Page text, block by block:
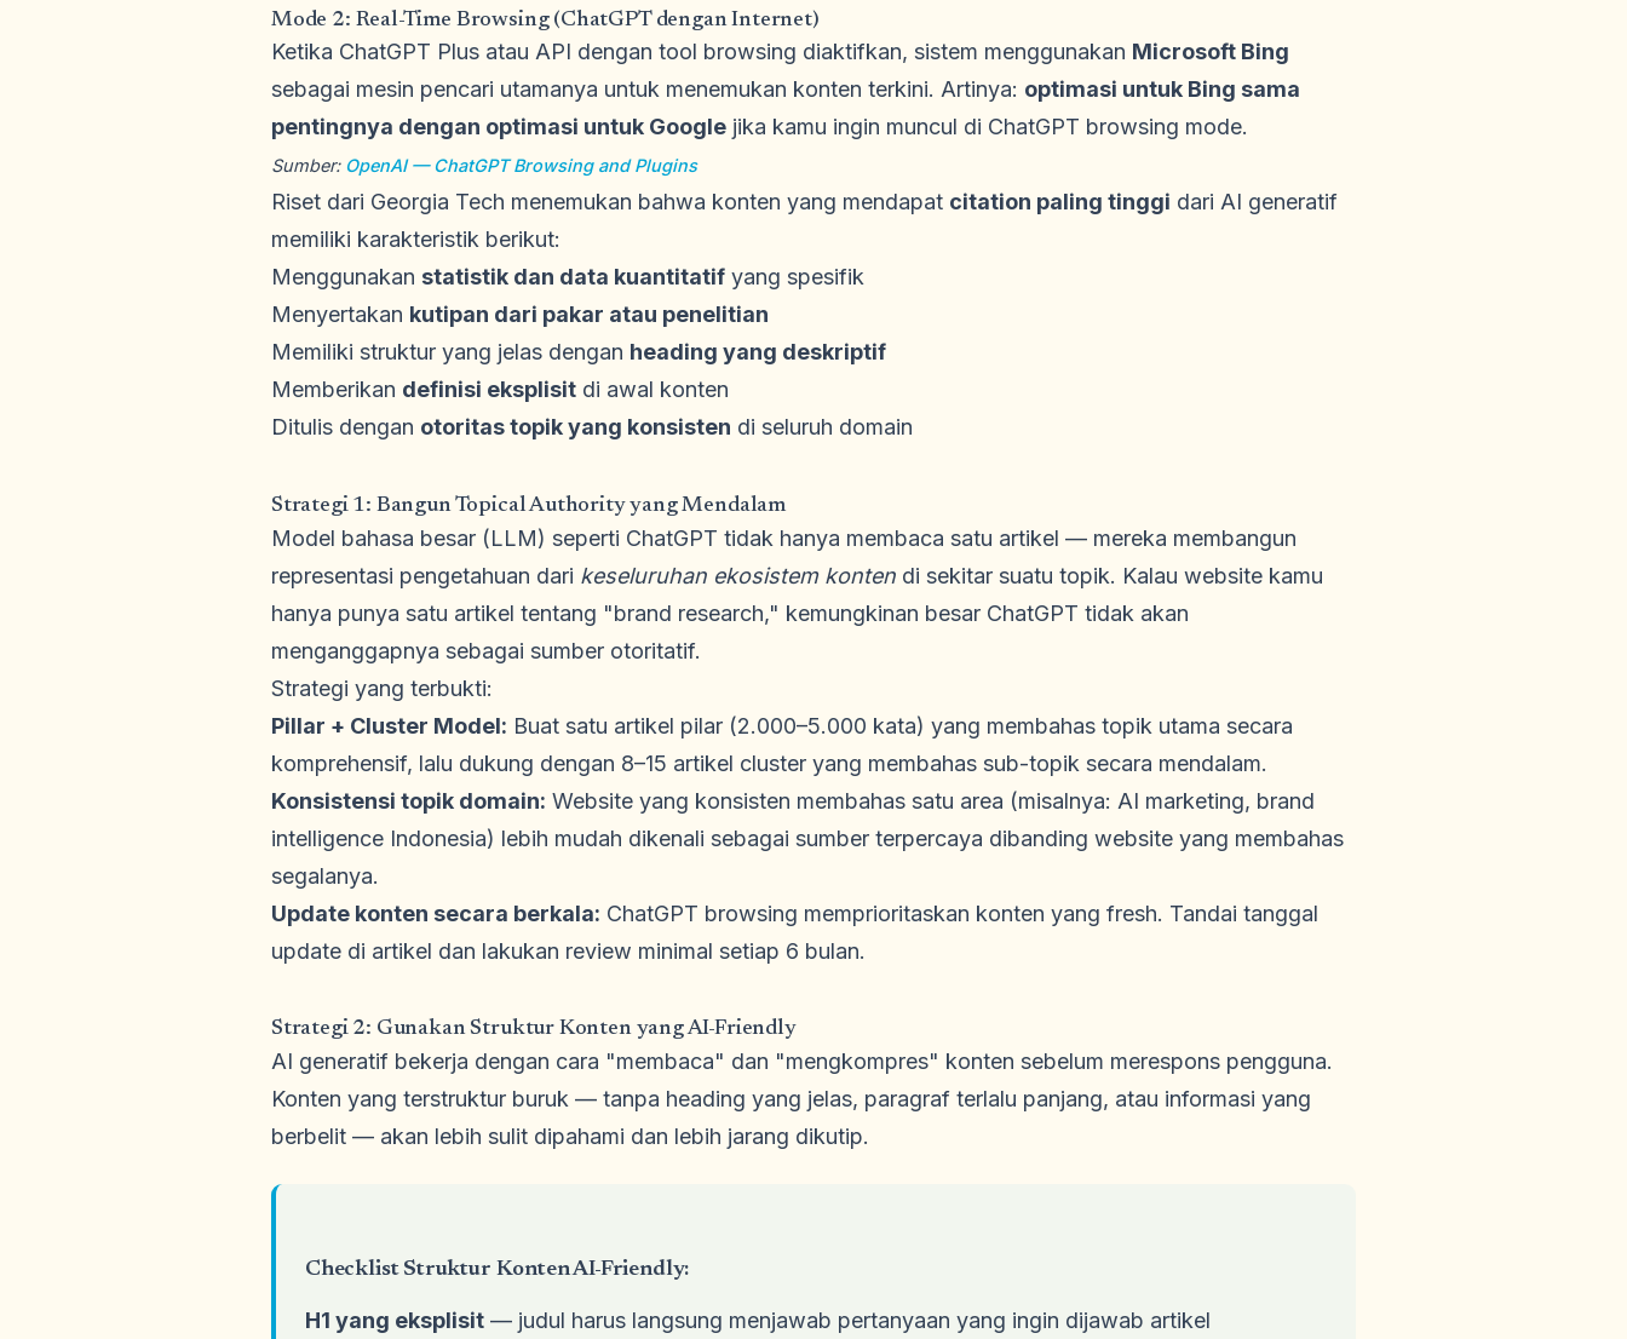
Mode 2: Real-Time Browsing (ChatGPT dengan Internet)
Ketika ChatGPT Plus atau API dengan tool browsing diaktifkan, sistem menggunakan Microsoft Bing
sebagai mesin pencari utamanya untuk menemukan konten terkini. Artinya: optimasi untuk Bing sama
pentingnya dengan optimasi untuk Google jika kamu ingin muncul di ChatGPT browsing mode.
Sumber: OpenAI — ChatGPT Browsing and Plugins
Riset dari Georgia Tech menemukan bahwa konten yang mendapat citation paling tinggi dari AI generatif
memiliki karakteristik berikut:
Menggunakan statistik dan data kuantitatif yang spesifik
Menyertakan kutipan dari pakar atau penelitian
Memiliki struktur yang jelas dengan heading yang deskriptif
Memberikan definisi eksplisit di awal konten
Ditulis dengan otoritas topik yang konsisten di seluruh domain
Strategi 1: Bangun Topical Authority yang Mendalam
Model bahasa besar (LLM) seperti ChatGPT tidak hanya membaca satu artikel — mereka membangun
representasi pengetahuan dari keseluruhan ekosistem konten di sekitar suatu topik. Kalau website kamu
hanya punya satu artikel tentang "brand research," kemungkinan besar ChatGPT tidak akan
menganggapnya sebagai sumber otoritatif.
Strategi yang terbukti:
Pillar + Cluster Model: Buat satu artikel pilar (2.000–5.000 kata) yang membahas topik utama secara
komprehensif, lalu dukung dengan 8–15 artikel cluster yang membahas sub-topik secara mendalam.
Konsistensi topik domain: Website yang konsisten membahas satu area (misalnya: AI marketing, brand
intelligence Indonesia) lebih mudah dikenali sebagai sumber terpercaya dibanding website yang membahas
segalanya.
Update konten secara berkala: ChatGPT browsing memprioritaskan konten yang fresh. Tandai tanggal
update di artikel dan lakukan review minimal setiap 6 bulan.
Strategi 2: Gunakan Struktur Konten yang AI-Friendly
AI generatif bekerja dengan cara "membaca" dan "mengkompres" konten sebelum merespons pengguna.
Konten yang terstruktur buruk — tanpa heading yang jelas, paragraf terlalu panjang, atau informasi yang
berbelit — akan lebih sulit dipahami dan lebih jarang dikutip.
Checklist Struktur Konten AI-Friendly:
H1 yang eksplisit — judul harus langsung menjawab pertanyaan yang ingin dijawab artikel